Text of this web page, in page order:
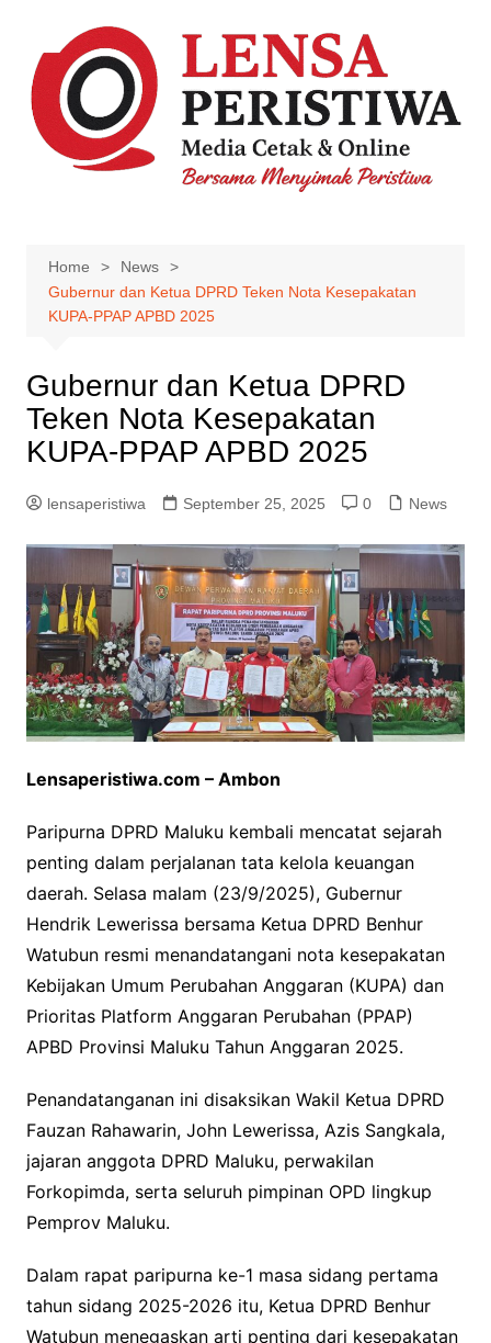
content
Home
News
Gubernur dan Ketua DPRD Teken Nota Kesepakatan
KUPA-PPAP APBD 2025
Gubernur dan Ketua DPRD
Teken Nota Kesepakatan
KUPA-PPAP APBD 2025
lensaperistiwa September 25, 2025 0 News
Lensaperistiwa.com – Ambon
Paripurna DPRD Maluku kembali mencatat sejarah
penting dalam perjalanan tata kelola keuangan
daerah. Selasa malam (23/9/2025), Gubernur
Hendrik Lewerissa bersama Ketua DPRD Benhur
Watubun resmi menandatangani nota kesepakatan
Kebijakan Umum Perubahan Anggaran (KUPA) dan
Prioritas Platform Anggaran Perubahan (PPAP)
APBD Provinsi Maluku Tahun Anggaran 2025.
Penandatanganan ini disaksikan Wakil Ketua DPRD
Fauzan Rahawarin, John Lewerissa, Azis Sangkala,
jajaran anggota DPRD Maluku, perwakilan
Forkopimda, serta seluruh pimpinan OPD lingkup
Pemprov Maluku.
Dalam rapat paripurna ke-1 masa sidang pertama
tahun sidang 2025-2026 itu, Ketua DPRD Benhur
Watubun menegaskan arti penting dari kesepakatan